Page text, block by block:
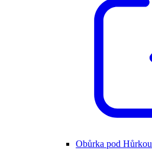
Obůrka pod Hůrkou